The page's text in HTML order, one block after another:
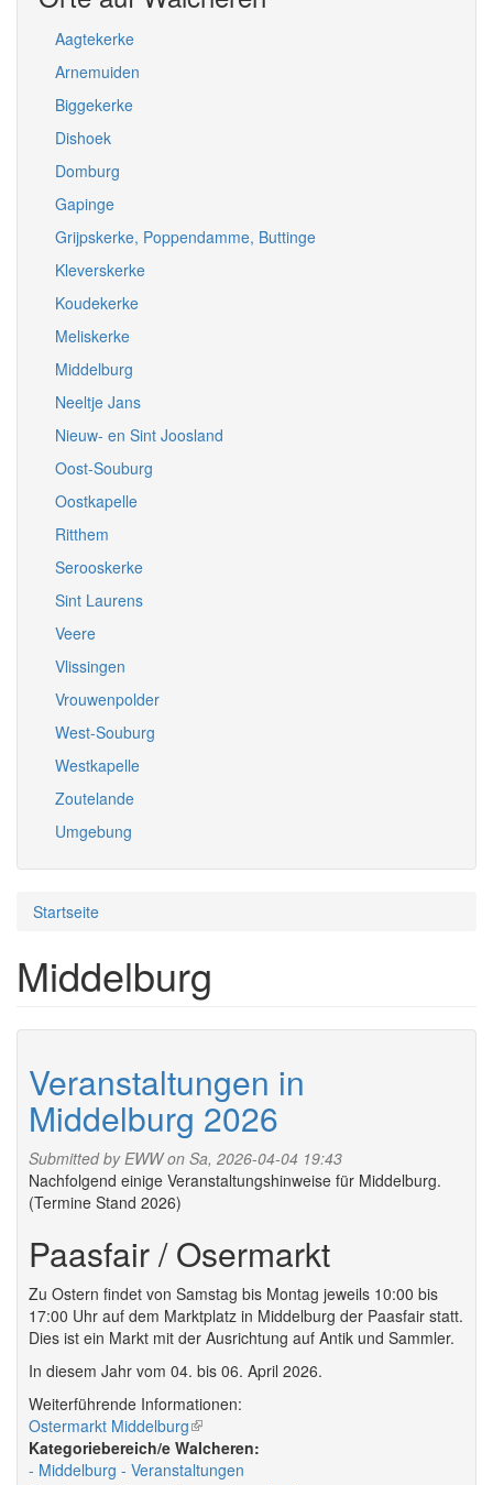
Aagtekerke
Arnemuiden
Biggekerke
Dishoek
Domburg
Gapinge
Grijpskerke, Poppendamme, Buttinge
Kleverskerke
Koudekerke
Meliskerke
Middelburg
Neeltje Jans
Nieuw- en Sint Joosland
Oost-Souburg
Oostkapelle
Ritthem
Serooskerke
Sint Laurens
Veere
Vlissingen
Vrouwenpolder
West-Souburg
Westkapelle
Zoutelande
Umgebung
Startseite
Middelburg
Veranstaltungen in
Middelburg 2026
Submitted byEWWon Sa, 2026-04-04 19:43
Nachfolgend einige Veranstaltungshinweise für Middelburg.
(Termine Stand 2026)
Paasfair / Osermarkt
Zu Ostern findet von Samstag bis Montag jeweils 10:00 bis
17:00 Uhr auf dem Marktplatz in Middelburg der Paasfair statt.
Dies ist ein Markt mit der Ausrichtung auf Antik und Sammler.
In diesem Jahr vom 04. bis 06. April 2026.
Weiterführende Informationen:
Ostermarkt Middelburg(link
is
external)
Walcheren:
Middelburg
Veranstaltungen